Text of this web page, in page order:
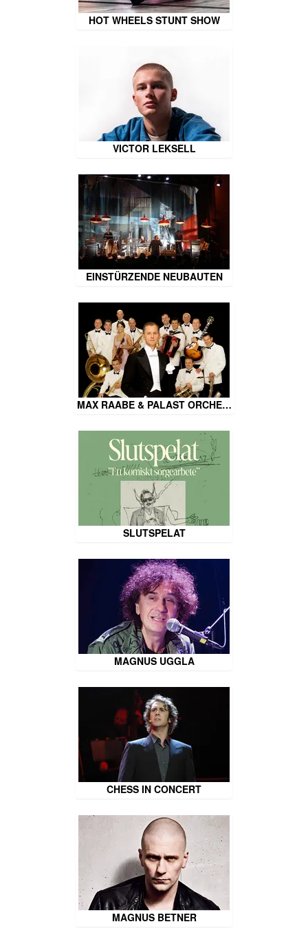
HOT WHEELS STUNT SHOW
VICTOR LEKSELL
EINSTÜRZENDE NEUBAUTEN
MAX RAABE & PALAST ORCHE…
SLUTSPELAT
MAGNUS UGGLA
CHESS IN CONCERT
MAGNUS BETNER